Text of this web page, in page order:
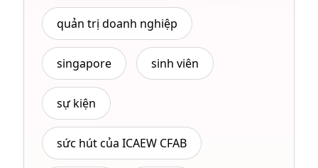
quản trị doanh nghiệp
singapore sinh viên
sự kiện
sức hút của ICAEW CFAB